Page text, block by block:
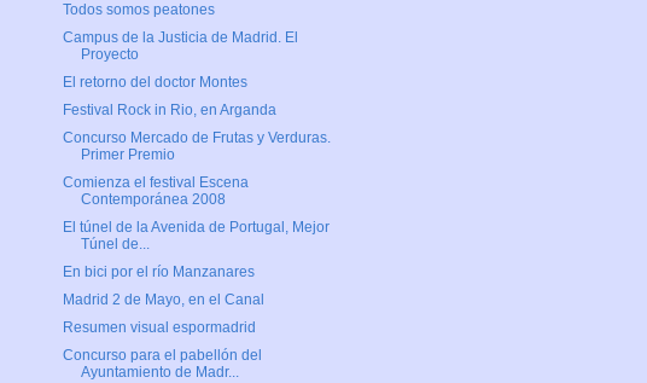
Todos somos peatones
Campus de la Justicia de Madrid. El
Proyecto
El retorno del doctor Montes
Festival Rock in Rio, en Arganda
Concurso Mercado de Frutas y Verduras.
Primer Premio
Comienza el festival Escena
Contemporánea 2008
El túnel de la Avenida de Portugal, Mejor
Túnel de...
En bici por el río Manzanares
Madrid 2 de Mayo, en el Canal
Resumen visual espormadrid
Concurso para el pabellón del
Ayuntamiento de Madr...